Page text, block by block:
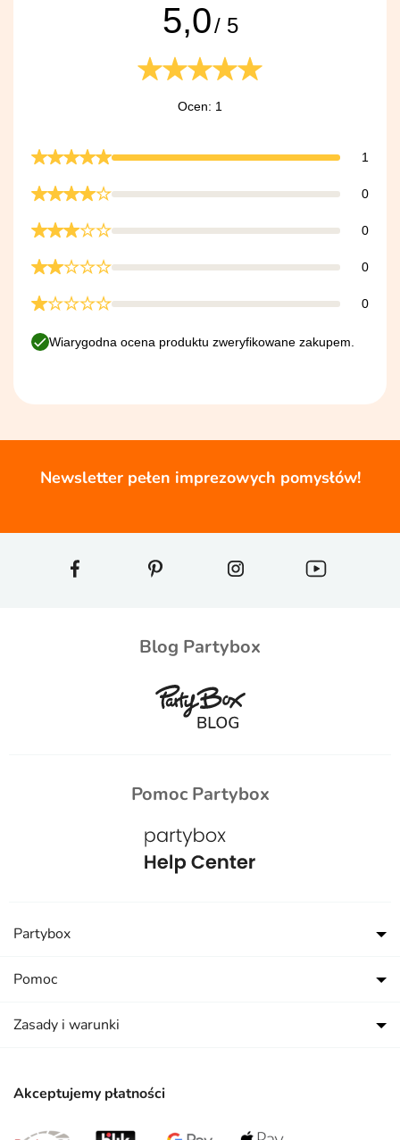
5,0/ 5
Ocen: 1
1
0
0
0
0
Wiarygodna ocena produktu zweryfikowane zakupem.
Newsletter pełen imprezowych pomysłów!
Blog Partybox
Pomoc Partybox
Akceptujemy płatności
Partybox
Pomoc
Zasady i warunki